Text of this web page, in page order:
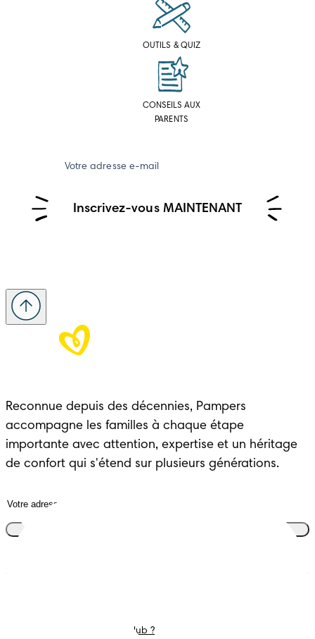
OUTILS & QUIZ
CONSEILS AUX
PARENTS
Votre adresse e-mail
Inscrivez-vous MAINTENANT
Reconnue depuis des décennies, Pampers
accompagne les familles à chaque étape
importante avec attention, expertise et un héritage
de confort qui s'étend sur plusieurs générations.
C'est Quoi Pampers Club ?